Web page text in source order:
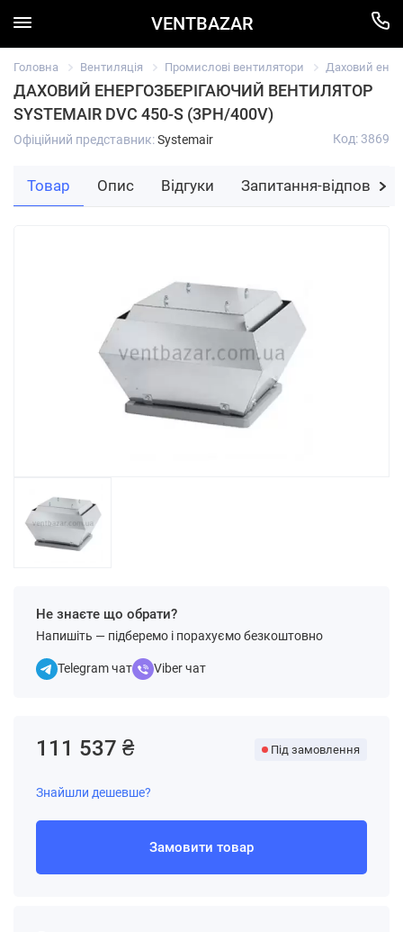
VENTBAZAR
Головна Вентиляція Промислові вентилятори Даховий
ДАХОВИЙ ЕНЕРГОЗБЕРІГАЮЧИЙ ВЕНТИЛЯТОР
SYSTEMAIR DVC 450-S (3PH/400V)
Офіційний представник:Systemair Код: 3869
Не знаєте що обрати?
Напишіть — підберемо і порахуємо безкоштовно
Telegram чат Viber чат
111 537 ₴ Під замовлення
Знайшли дешевше?
Замовити товар
Товар Опис Відгуки Запитання-відповідь